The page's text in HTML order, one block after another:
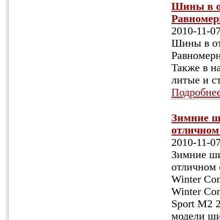
Шины в
2010-11-
Шины в
Также в
литые и
Зимние
2010-11-
Зимние
отличном
Winter
Winter
Sport M2
модели